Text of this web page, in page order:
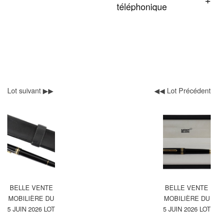
téléphonique
Lot suivant ▶▶
BELLE VENTE
MOBILIÈRE DU
5 JUIN 2026 LOT
◀◀ Lot Précédent
BELLE VENTE
MOBILIÈRE DU
5 JUIN 2026 LOT